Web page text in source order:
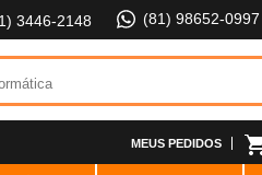
(81) 98652-0997
3446-2148
MEUS PEDIDOS